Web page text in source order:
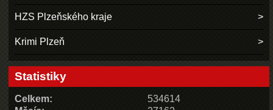
HZS Plzeňského kraje
Krimi Plzeň
Statistiky
Celkem:
534614